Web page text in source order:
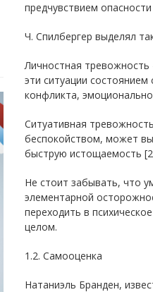
предчувствием
Ч. Спилбергер выделял
Личностная тревожность
эти ситуации
конфликта,
Ситуативная
беспокойством, может
быструю истощаемость
Не стоит забывать, что
элементарной
переходить в
целом.
1.2. Самооценка
Натаниэль Бранден,